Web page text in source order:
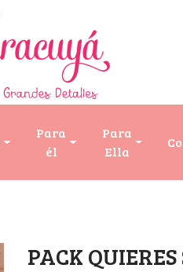
Para
él
Para
Ella
PACK